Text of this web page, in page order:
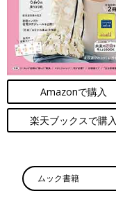
Amazonで購入
楽天ブックスで購入
ムック書籍